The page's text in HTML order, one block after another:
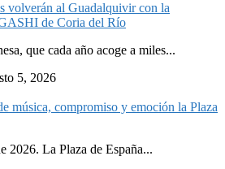
volverán al Guadalquivir con la
de Coria del Río
que cada año acoge a miles...
5, 2026
música, compromiso y emoción la Plaza
2026. La Plaza de España...